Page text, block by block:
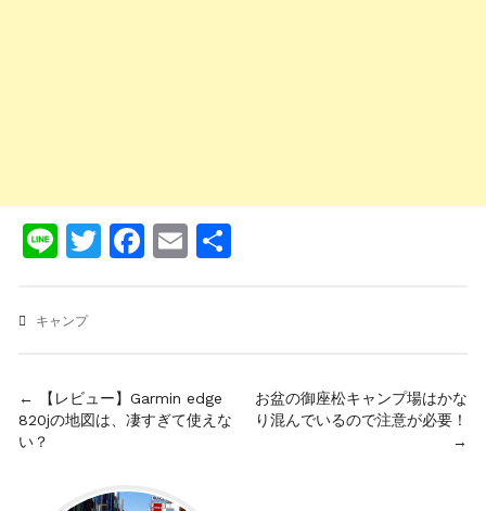
LineTwitter
Facebook
Email
キャンプ
投
稿
← 【レビュー】Garmin edge
820jの地図は、凄すぎて使えな
い？
お盆の御座松キャンプ場はかな
り混んでいるので注意が必要！
→